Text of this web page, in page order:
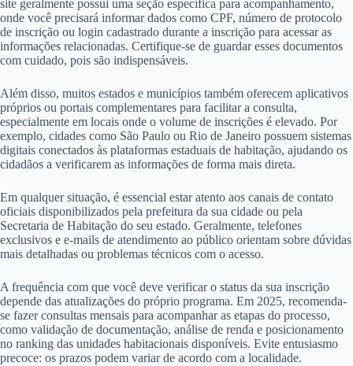
site geralmente possui uma seção específica para acompanhamento,
onde você precisará informar dados como CPF, número de protocolo
de inscrição ou login cadastrado durante a inscrição para acessar as
informações relacionadas. Certifique-se de guardar esses documentos
com cuidado, pois são indispensáveis.
Além disso, muitos estados e municípios também oferecem aplicativos
próprios ou portais complementares para facilitar a consulta,
especialmente em locais onde o volume de inscrições é elevado. Por
exemplo, cidades como São Paulo ou Rio de Janeiro possuem sistemas
digitais conectados às plataformas estaduais de habitação, ajudando os
cidadãos a verificarem as informações de forma mais direta.
Em qualquer situação, é essencial estar atento aos canais de contato
oficiais disponibilizados pela prefeitura da sua cidade ou pela
Secretaria de Habitação do seu estado. Geralmente, telefones
exclusivos e e-mails de atendimento ao público orientam sobre dúvidas
mais detalhadas ou problemas técnicos com o acesso.
A frequência com que você deve verificar o status da sua inscrição
depende das atualizações do próprio programa. Em 2025, recomenda-
se fazer consultas mensais para acompanhar as etapas do processo,
como validação de documentação, análise de renda e posicionamento
no ranking das unidades habitacionais disponíveis. Evite entusiasmo
precoce: os prazos podem variar de acordo com a localidade.